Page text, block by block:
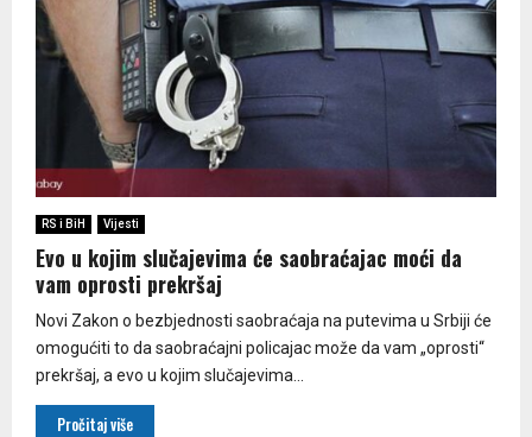
RS i BiH Vijesti
Evo u kojim slučajevima će saobraćajac moći da
vam oprosti prekršaj
Novi Zakon o bezbjednosti saobraćaja na putevima u Srbiji će
omogućiti to da saobraćajni policajac može da vam „oprosti“
prekršaj, a evo u kojim slučajevima...
Pročitaj više